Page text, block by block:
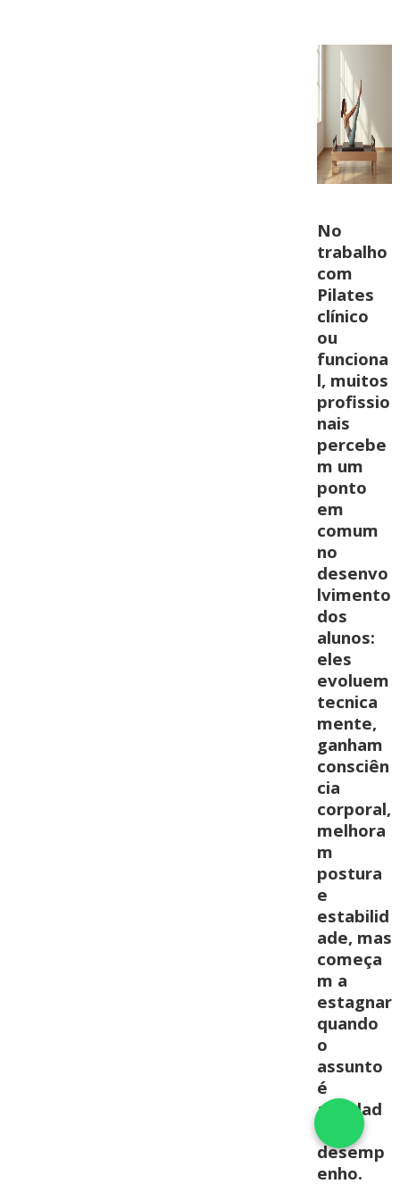
No
trabalho
com
Pilates
clínico
ou
funciona
l, muitos
profissio
nais
percebe
m um
ponto
em
comum
no
desenvo
lvimento
dos
alunos:
eles
evoluem
tecnica
mente,
ganham
consciên
cia
corporal,
melhora
m
postura
e
estabilid
ade, mas
começa
m a
estagnar
quando
o
assunto
é
agilidad
e e
desemp
enho.